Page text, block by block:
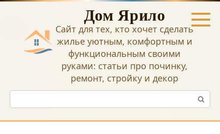
Перейти
Дом Ярило
Сайт для тех, кто хочет сделать
жилье уютным, комфортным и
функциональным своими
руками: статьи про починку,
ремонт, стройку и декор
Поиск: